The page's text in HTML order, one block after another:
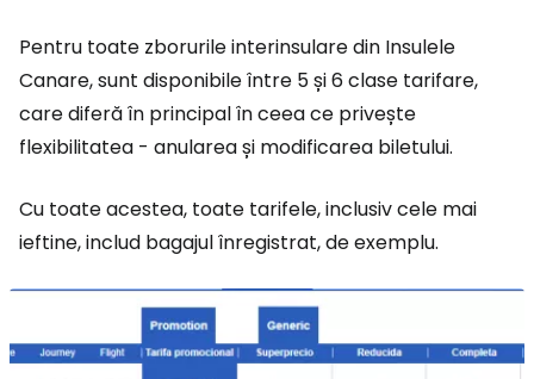
Pentru toate zborurile interinsulare din Insulele
Canare, sunt disponibile între 5 și 6 clase tarifare,
care diferă în principal în ceea ce privește
flexibilitatea - anularea și modificarea biletului.
Cu toate acestea, toate tarifele, inclusiv cele mai
ieftine, includ bagajul înregistrat, de exemplu.